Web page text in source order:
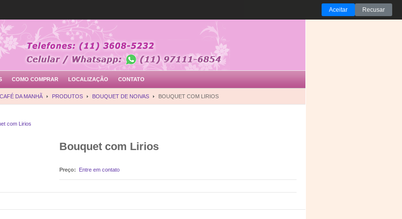
COMO COMPRAR LOCALIZAÇÃO CONTATO
DA MANHÃ PRODUTOS BOUQUET DE NOIVAS BOUQUET COM LIRIOS
com Lirios
Bouquet com Lirios
Preço: Entre em contato
Aceitar Recusar